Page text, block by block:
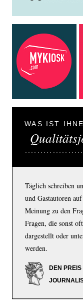
WAS IST
Täglich schreiben
und Gastautoren
Meinung zu den
Fragen, die sonst
dargestellt oder
werden.
DEN